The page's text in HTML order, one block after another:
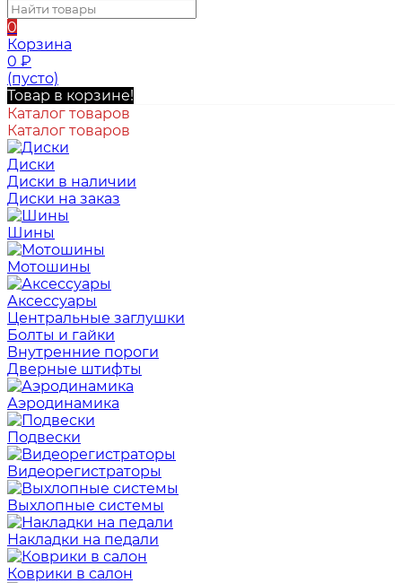
0
Корзина
0 ₽
(пусто)
Товар в корзине!
Каталог товаров
Каталог товаров
Диски
Диски в наличии
Диски на заказ
Шины
Мотошины
Аксессуары
Центральные заглушки
Болты и гайки
Внутренние пороги
Дверные штифты
Аэродинамика
Подвески
Видеорегистраторы
Выхлопные системы
Накладки на педали
Коврики в салон